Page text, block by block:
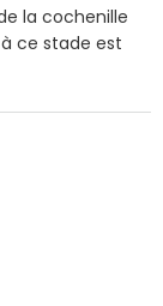
la cochenille
ce stade est